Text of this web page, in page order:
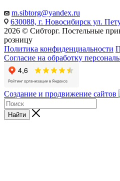
m.sibtorg@yandex.ru
630088, г. Новосибирск ул.
2026 © Сибторг. Постельные
розницу
Политика конфиденциальности
Согласие на обработку
Создание и продвижение сайтов
Найти